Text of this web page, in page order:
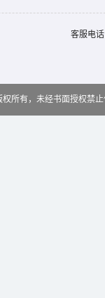
客服电
权所有，未经书面授权